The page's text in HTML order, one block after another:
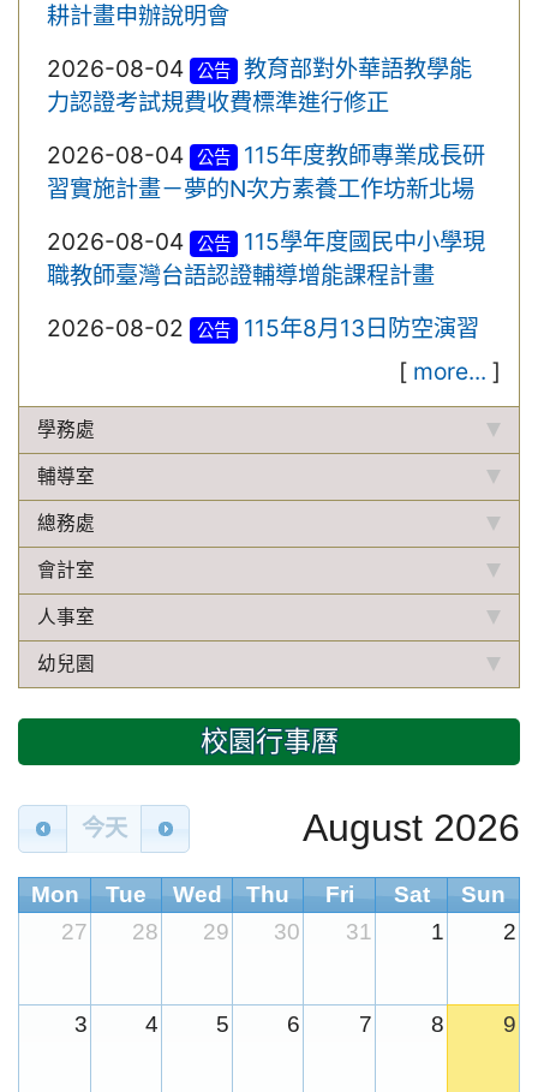
耕計畫申辦說明會
2026-08-04
公告
教育部對外華語教學能
力認證考試規費收費標準進行修正
2026-08-04
公告
115年度教師專業成長研
習實施計畫－夢的N次方素養工作坊新北場
2026-08-04
公告
115學年度國民中小學現
職教師臺灣台語認證輔導增能課程計畫
2026-08-02
公告
115年8月13日防空演習
[ more... ]
學務處
輔導室
總務處
會計室
人事室
幼兒園
校園行事曆
今天 August 2026
Mon Tue Wed Thu Fri Sat
Sun
27
28 29 30 31 1 2
3 4 5 6 7 8 9